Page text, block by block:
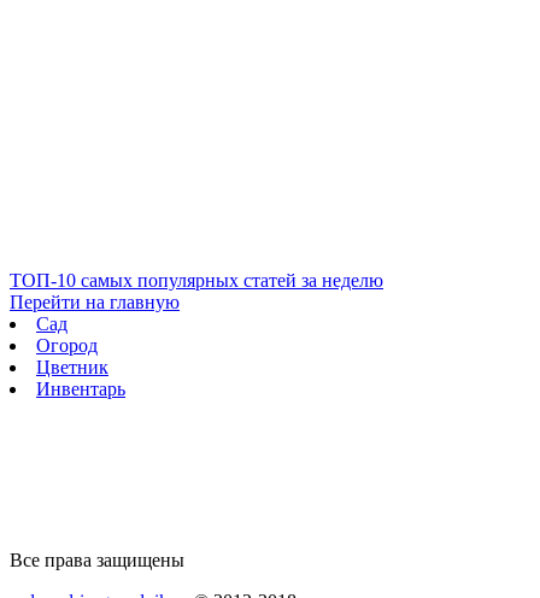
ТОП-10 самых популярных статей за неделю
Перейти на главную
Сад
Огород
Цветник
Инвентарь
Все права защищены